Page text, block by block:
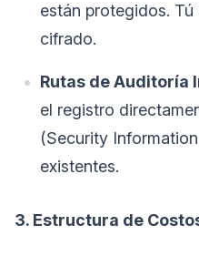
están protegidos.
cifrado.
Rutas de Auditoría
el registro
(Security
existentes.
3. Estructura de